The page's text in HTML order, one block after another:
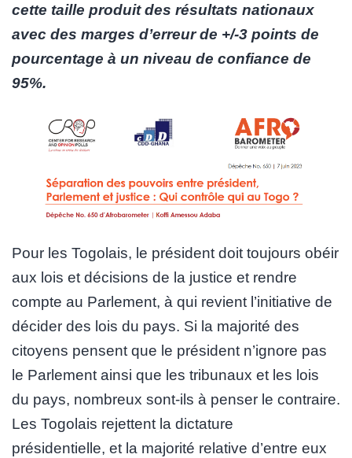
cette taille produit des résultats nationaux
avec des marges d’erreur de +/-3 points de
pourcentage à un niveau de confiance de
95%.
Pour les Togolais, le président doit toujours obéir
aux lois et décisions de la justice et rendre
compte au Parlement, à qui revient l’initiative de
décider des lois du pays. Si la majorité des
citoyens pensent que le président n’ignore pas
le Parlement ainsi que les tribunaux et les lois
du pays, nombreux sont-ils à penser le contraire.
Les Togolais rejettent la dictature
présidentielle, et la majorité relative d’entre eux